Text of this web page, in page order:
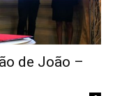
de João –